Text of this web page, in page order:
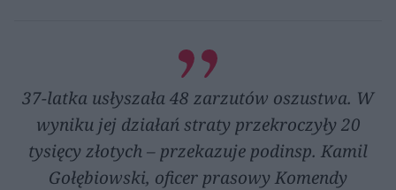
37-latka usłyszała 48 zarzutów oszustwa. W
wyniku jej działań straty przekroczyły 20
tysięcy złotych – przekazuje podinsp. Kamil
Gołębiowski, oficer prasowy Komendy